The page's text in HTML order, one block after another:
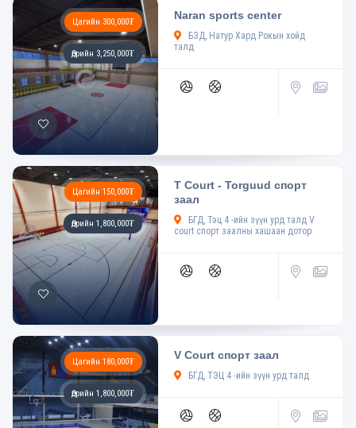
Цагийн 300,000₮
Өдрийн 3,250,000₮
Naran sports center
БЗД, Натур Хард Рокын хойд
талд
Цагийн 150,000₮
Өдрийн 1,800,000₮
T Court - Torguud спорт
заал
БГД, Тэц 4 -ийн зүүн урд талд V
court спорт заалны хашаан дотор
Цагийн 180,000₮
Өдрийн 1,800,000₮
V Court спорт заал
БГД, ТЭЦ 4 -ийн зүүн урд талд